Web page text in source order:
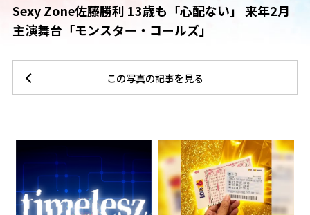
Sexy Zone佐藤勝利 13歳も「心配ない」 来年2月
主演舞台「モンスター・コールズ」
この写真の記事を見る